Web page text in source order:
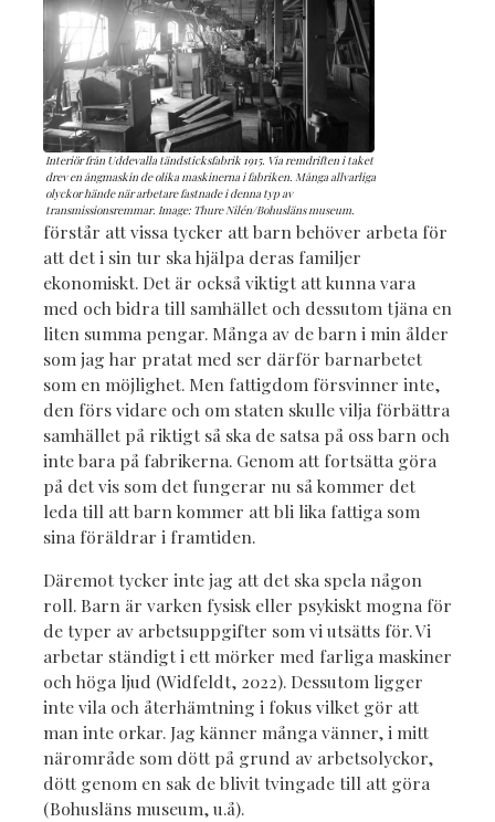
Interiör från Uddevalla tändsticksfabrik 1915. Via remdriften i taket
drev en ångmaskin de olika maskinerna i fabriken. Många allvarliga
olyckor hände när arbetare fastnade i denna typ av
transmissionsremmar. Image: Thure Nilén/Bohusläns museum.
förstår att vissa tycker att barn behöver arbeta för
att det i sin tur ska hjälpa deras familjer
ekonomiskt. Det är också viktigt att kunna vara
med och bidra till samhället och dessutom tjäna en
liten summa pengar. Många av de barn i min ålder
som jag har pratat med ser därför barnarbetet
som en möjlighet. Men fattigdom försvinner inte,
den förs vidare och om staten skulle vilja förbättra
samhället på riktigt så ska de satsa på oss barn och
inte bara på fabrikerna. Genom att fortsätta göra
på det vis som det fungerar nu så kommer det
leda till att barn kommer att bli lika fattiga som
sina föräldrar i framtiden.
Däremot tycker inte jag att det ska spela någon
roll. Barn är varken fysisk eller psykiskt mogna för
de typer av arbetsuppgifter som vi utsätts för. Vi
arbetar ständigt i ett mörker med farliga maskiner
och höga ljud (Widfeldt, 2022). Dessutom ligger
inte vila och återhämtning i fokus vilket gör att
man inte orkar. Jag känner många vänner, i mitt
närområde som dött på grund av arbetsolyckor,
dött genom en sak de blivit tvingade till att göra
(Bohusläns museum, u.å).